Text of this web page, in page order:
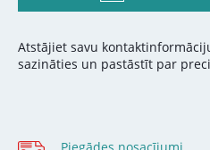
Atstājiet savu
sazināties un pastāstīt par
Piegādes nosacījumi